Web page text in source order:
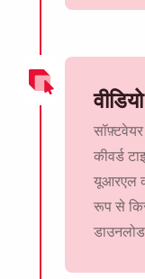
कीवर्ड
यूआरएल
रूप से